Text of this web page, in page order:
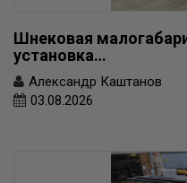
Шнековая
установка…
Александр Каштанов
03.08.2026